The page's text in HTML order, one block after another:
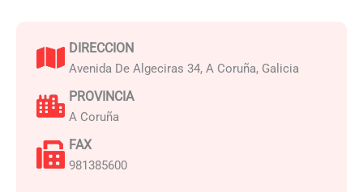
DIRECCION
Avenida De Algeciras 34, A Coruña, Galicia
PROVINCIA
A Coruña
FAX
981385600